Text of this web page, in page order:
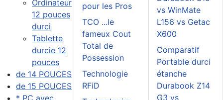
Ordinateur
12 pouces
durci
Tablette
durcie 12
pouces
de 14 POUCES
de 15 POUCES
pour les Pros
TCO ...le
fameux Cout
Total de
Possession
Technologie
RFiD
vs WinMate
L156 vs Getac
X600
Comparatif
Portable durci
étanche
Durabook Z14
G3 vs